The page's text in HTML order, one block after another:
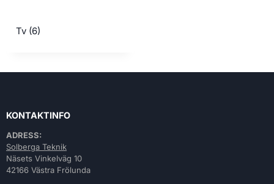
Tv (6)
KONTAKTINFO
ADRESS:
Solberga Teknik
Näsets Vinkelväg 10
42166 Västra Frölunda